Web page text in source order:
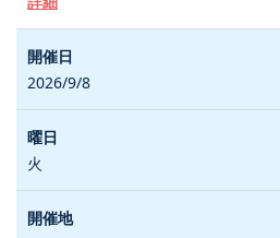
2026/9/8
火